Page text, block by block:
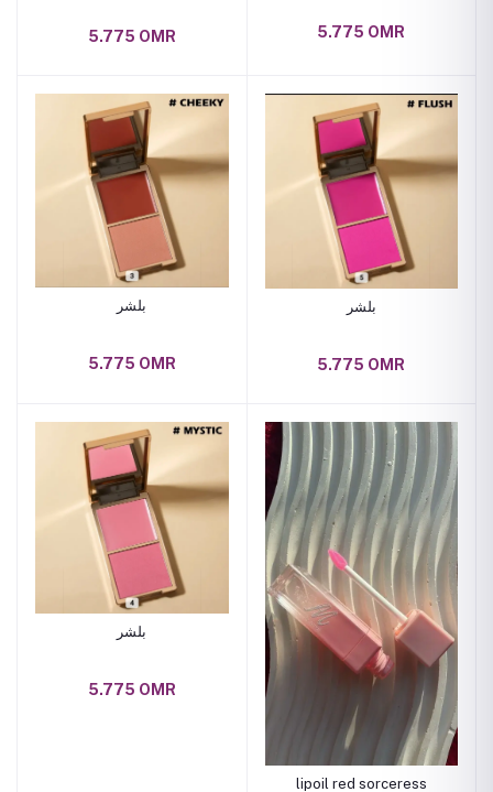
5.775 OMR 5.775 OMR
بلشر
5.775 OMR
بلشر
5.775 OMR
بلشر
5.775 OMR
lipoil red sorceress